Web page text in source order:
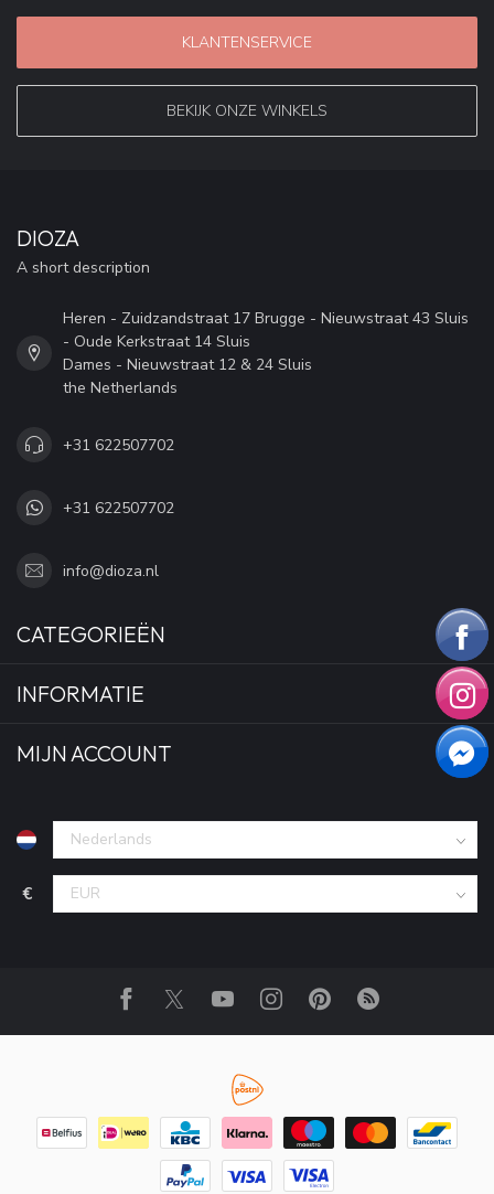
KLANTENSERVICE
BEKIJK ONZE WINKELS
DIOZA
A short description
Heren - Zuidzandstraat 17 Brugge - Nieuwstraat 43 Sluis
- Oude Kerkstraat 14 Sluis
Dames - Nieuwstraat 12 & 24 Sluis
the Netherlands
+31 622507702
+31 622507702
info@dioza.nl
CATEGORIEËN
INFORMATIE
MIJN ACCOUNT
€